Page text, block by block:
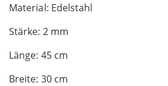
Material: Edelstahl
Stärke: 2 mm
Länge: 45 cm
Breite: 30 cm
beginning
the
images
gallery